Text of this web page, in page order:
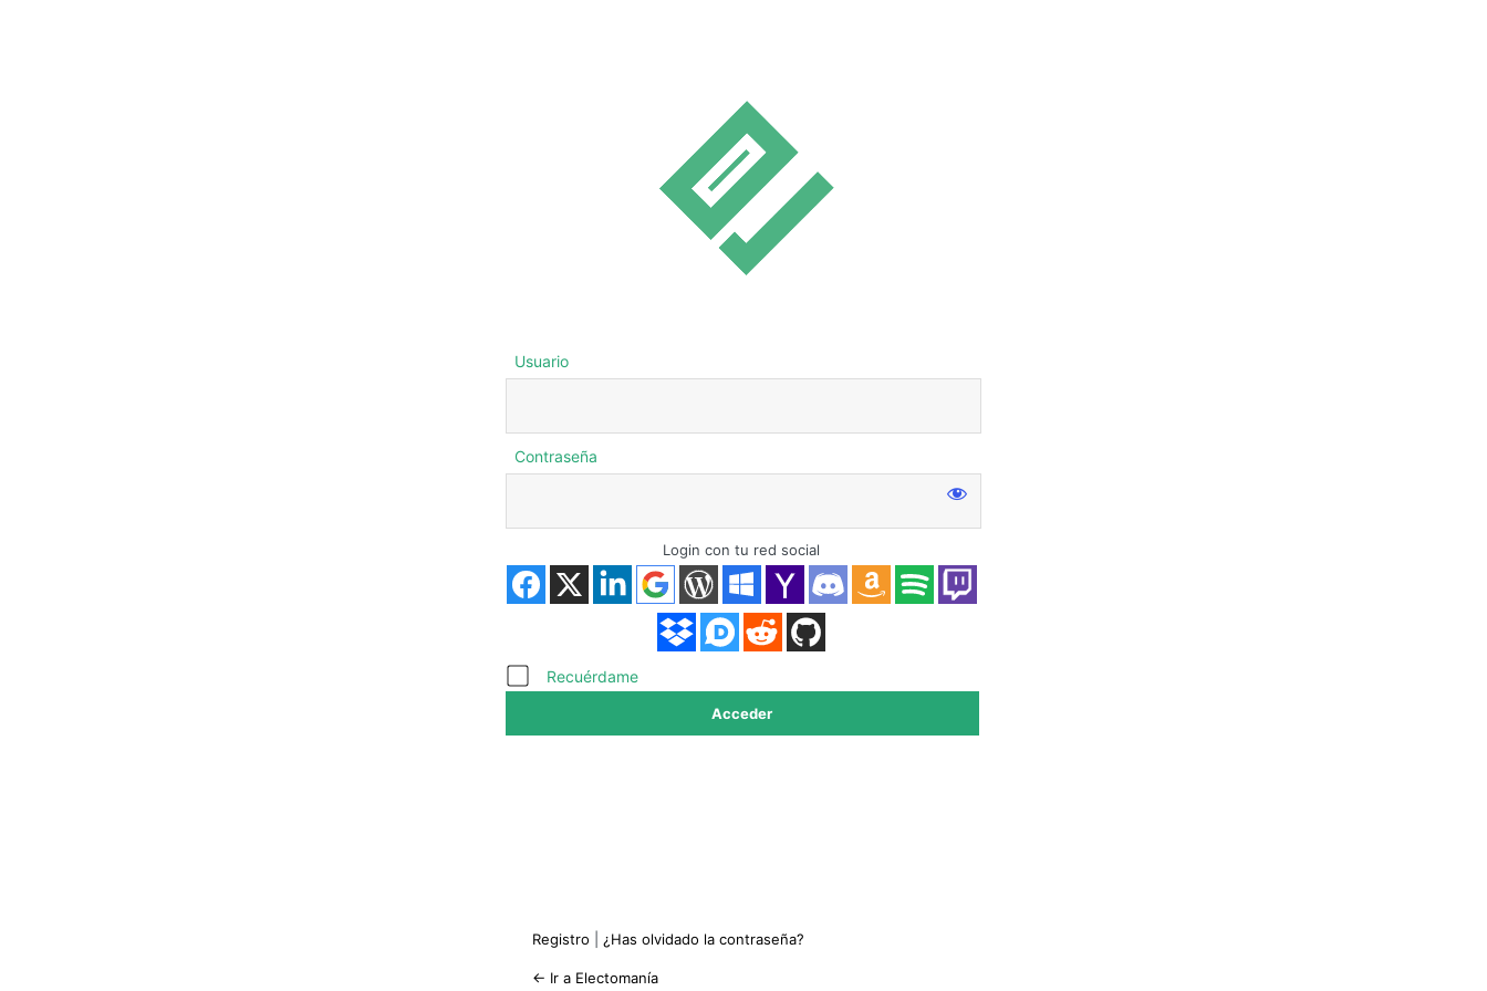
Acceder
Usuario
Contraseña
Login con tu red social
Recuérdame
Registro ¿Has olvidado la contraseña?
← Ir a Electomanía